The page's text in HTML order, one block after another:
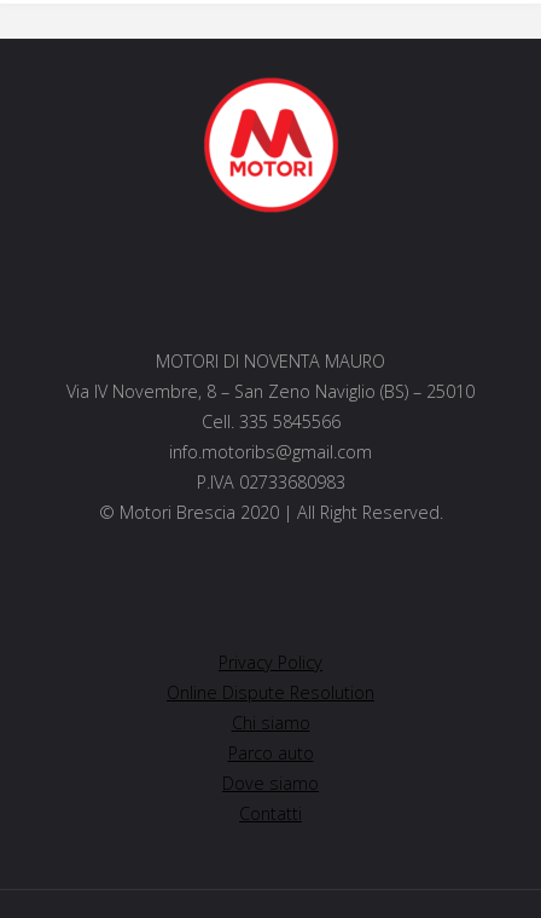
MOTORI DI NOVENTA MAURO
Via IV Novembre, 8 – San Zeno Naviglio (BS) – 25010
Cell. 335 5845566
info.motoribs@gmail.com
P.IVA 02733680983
© Motori Brescia 2020 | All Right Reserved.
Privacy Policy
Online Dispute Resolution
Chi siamo
Parco auto
Dove siamo
Contatti